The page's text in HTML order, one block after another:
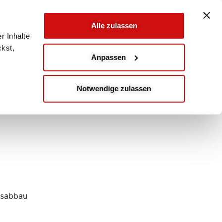
Inhalte
Alle zulassen
Anpassen
Notwendige zulassen